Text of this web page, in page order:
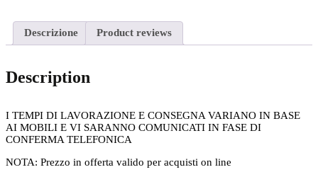
Descrizione Product reviews
Description
I TEMPI DI LAVORAZIONE E CONSEGNA VARIANO IN BASE
AI MOBILI E VI SARANNO COMUNICATI IN FASE DI
CONFERMA TELEFONICA
NOTA: Prezzo in offerta valido per acquisti on line